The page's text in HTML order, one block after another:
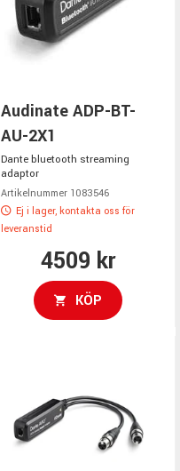
Audinate ADP-BT-
AU-2X1
Dante bluetooth streaming
adaptor
Artikelnummer 1083546
Ej i lager, kontakta oss för
leveranstid
4509 kr
KÖP